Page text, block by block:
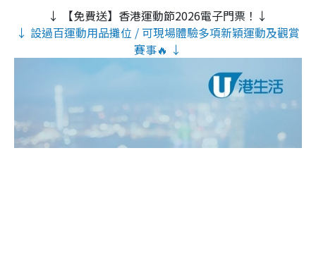
↓ 【免費送】香港運動節2026電子門票！↓
↓ 設過百運動用品攤位 / 可現場體驗多項新穎運動及觀賞
賽事🔥 ↓